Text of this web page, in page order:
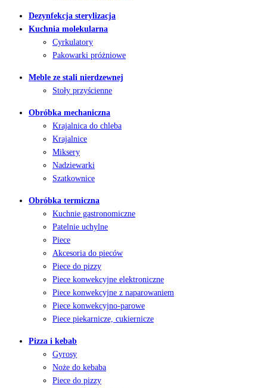
Dezynfekcja sterylizacja
Kuchnia molekularna
Cyrkulatory
Pakowarki próżniowe
Meble ze stali nierdzewnej
Stoły przyścienne
Obróbka mechaniczna
Krajalnica do chleba
Krajalnice
Miksery
Nadziewarki
Szatkownice
Obróbka termiczna
Kuchnie gastronomiczne
Patelnie uchylne
Piece
Akcesoria do pieców
Piece do pizzy
Piece konwekcyjne elektroniczne
Piece konwekcyjne z naparowaniem
Piece konwekcyjno-parowe
Piece piekarnicze, cukiernicze
Pizza i kebab
Gyrosy
Noże do kebaba
Piece do pizzy